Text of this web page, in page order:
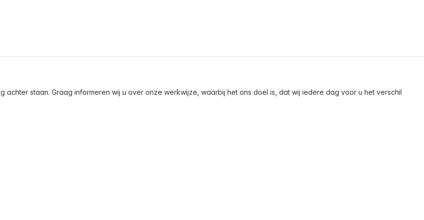
staan. Graag informeren wij u over onze werkwijze, waarbij het ons doel is, dat wij iedere dag voor u het verschil